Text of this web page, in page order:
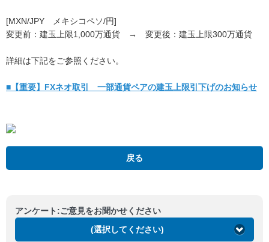
[MXN/JPY メキシコペソ/円]
変更前：建玉上限1,000万通貨 → 変更後：建玉上限300万通貨
詳細は下記をご参照ください。
■【重要】FXネオ取引 一部通貨ペアの建玉上限引下げのお知らせ
戻る
アンケート:ご意見をお聞かせください
(選択してください)